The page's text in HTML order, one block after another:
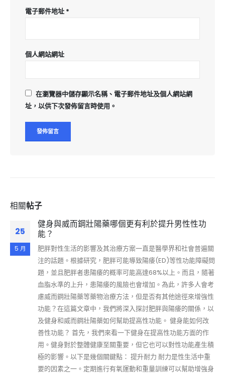
電子郵件地址 *
個人網站網址
在瀏覽器中儲存顯示名稱、電子郵件地址及個人網站網
址，以供下次發佈留言時使用。
相關帖子
25
5 月
健身與威而鋼壯陽藥哪個更有利於提升男性性功
能？
肥胖對性生活的影響及其治療方案一直是醫學界和社會普遍關
注的話題。根據研究，肥胖可能導致陽痿(ED)等性功能障礙問
題，並且肥胖者患陽痿的概率可能高達68%以上。而且，隨著
血脂水準的上升，患陽痿的風險也會增加。為此，許多人會考
慮威而鋼壯陽藥等藥物治療方法，但是否有其他途徑來增強性
功能？在這篇文章中，我們將深入探討肥胖與陽痿的關係，以
及健身和威而鋼壯陽藥如何幫助提高性功能。 健身能如何改
善性功能？ 首先，我們來看一下健身在提高性功能方面的作
用。健身對於整體健康至關重要，但它也可以對性功能產生積
極的影響。以下是幾個關鍵點： 提升耐力 耐力是性生活中重
要的因素之一。定期進行有氧運動和重量訓練可以幫助增強身